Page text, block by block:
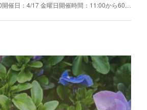
催日：4/17 金曜日開催時間：11:00から60…